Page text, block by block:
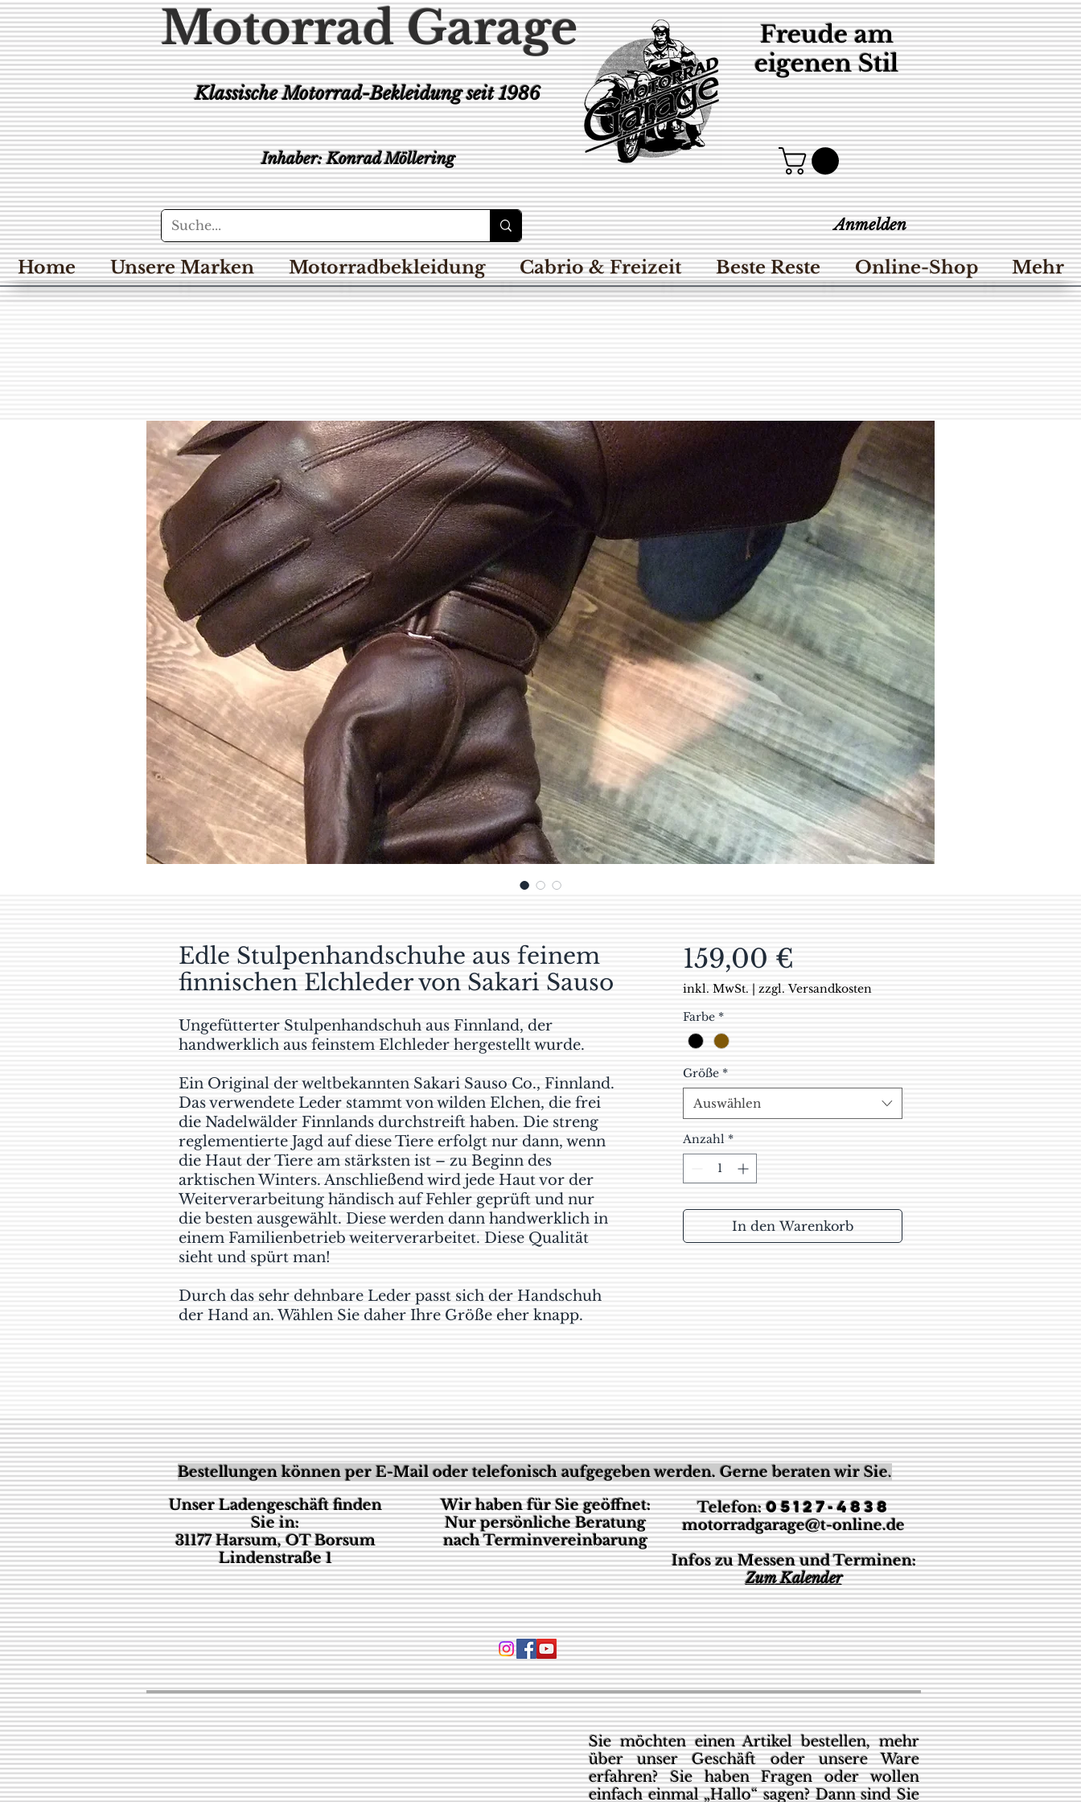
Motorrad Garage
Inhaber: Konrad Möllering
Klassische Motorrad-Bekleidungseit 1986
Freude am
eigenen Stil
Anmelden
Home Unsere Marken Motorradbekleidung Cabrio & Freizeit Beste Reste Online-Shop Mehr
Edle Stulpenhandschuhe aus feinem
finnischen Elchleder von Sakari Sauso
Ungefütterter Stulpenhandschuh aus Finnland, der
handwerklich aus feinstem Elchleder hergestellt wurde.
Ein Original der weltbekannten Sakari Sauso Co., Finnland.
Das verwendete Leder stammt von wilden Elchen, die frei
die Nadelwälder Finnlands durchstreift haben. Die streng
reglementierte Jagd auf diese Tiere erfolgt nur dann, wenn
die Haut der Tiere am stärksten ist – zu Beginn des
arktischen Winters. Anschließend wird jede Haut vor der
Weiterverarbeitung händisch auf Fehler geprüft und nur
die besten ausgewählt. Diese werden dann handwerklich in
einem Familienbetrieb weiterverarbeitet. Diese Qualität
sieht und spürt man!
Durch das sehr dehnbare Leder passt sich der Handschuh
der Hand an. Wählen Sie daher Ihre Größe eher knapp.
159,00 €
inkl. MwSt. | zzgl. Versandkosten
Farbe *
Größe *
Auswählen
Anzahl *
In den Warenkorb
Bestellungen können per E-Mail oder telefonisch aufgegeben werden. Gerne beraten wir Sie.
Unser Ladengeschäft finden
Sie in:
31177 Harsum, OT Borsum
Lindenstraße 1
Wir haben für Sie geöffnet:
Nur persönliche Beratung
nach Terminvereinbarung
Telefon:05127-4838
motorradgarage@t-online.de
Infos zu Messen und Terminen:
Zum Kalender
Sie möchten einen Artikel bestellen, mehr
über unser Geschäft oder unsere Ware
erfahren? Sie haben Fragen oder wollen
einfach einmal „Hallo“ sagen? Dann sind Sie